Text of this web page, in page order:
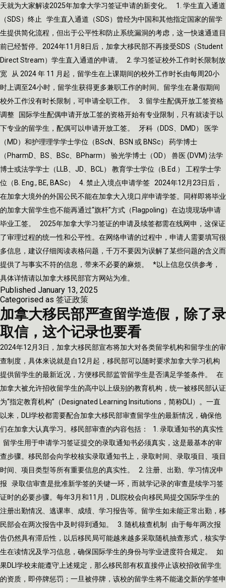
天就为大家解读2025年加拿大学习签证申请的新变化。 1. 学生直入通道
（SDS）终止 学生直入通道（SDS）曾经为中国和其他指定国家的留学
生提供简化流程，但出于公平性和防止系统漏洞的考虑，这一快速通道目
前已经暂停。2024年11月8日后，加拿大移民部不再接受SDS（Student
Direct Stream）学生直入通道的申请。 2. 学习签证校外工作时长限制放
宽 从 2024 年 11 月起，留学生在上课期间的校外工作时长由每周20小
时上调至24小时，留学生获得更多兼职工作的时间。留学生在暑假期间
校外工作没有时长限制，可申请全职工作。 3. 留学生配偶开放工签资格
调整 国际学生配偶申请开放工签的资格开始有专业限制，只有就读于以
下专业的留学生，配偶可以申请开放工签。 牙科（DDS、DMD） 医学
（MD）和护理理学学士学位（BScN、BSN 或 BNSc） 药学博士
（PharmD、BS、BSc、BPharm） 验光学博士（OD） 兽医 (DVM) 法学
博士或法学学士（LLB、JD、BCL） 教育学士学位（B.Ed.） 工程学士学
位（B. Eng., BE, BASc） 4. 禁止入境点申请学签 2024年12月23日后，
在加拿大境外的外国公民不能在加拿大入境口岸申请学签。同样即将毕业
的加拿大留学生也不能再通过“旗杆”方式（Flagpoling）在边境现场申请
毕业工签。 2025年加拿大学习签证的申请及续签都需在线网申，这保证
了审理过程的统一性和公平性。在网络申请的过程中，申请人需要填写很
多信息，建议仔细阅读表格问题，千万不要因为误解了某些问题的含义而
提供了与事实不符的信息，带来不必要的麻烦。 *以上信息仅供参考，
具体详情请以加拿大移民部官方网站为准。
Published January 13, 2025
Categorised as 签证政策
加拿大移民部严查留学造假，除了录
取信，这个记录也要看
2024年12月3日，加拿大移民部宣布将加大对各类留学机构和留学生的审
查制度，具体来说就是自12月起，移民部可以随时要求加拿大学习机构
提供留学生的最新近况，方便移民部监管留学生是否满足学签条件。 在
加拿大被允许招收留学生的高中以上级别的教育机构，统一被移民部认证
为“指定教育机构”（Designated Learning Insitutions，简称DLI）。一直
以来，DLI学校都需要配合加拿大移民部审查留学生的最新情况，确保他
们在加拿大认真学习。移民部审查的内容包括： 1. 录取通知书的真实性
留学生用于申请学习签证提交的录取通知书必须真实，这是最基本的审
查步骤。移民部会向学校核实录取通知书上，录取时间、录取项目、项目
时间、项目类型等所有重要信息的真实性。 2. 注册、出勤、学习情况申
报 录取信审查是批准新学签的关键一环，而就学记录的审查是续学习签
证时的必要步骤。每年3月和11月，DLI院校会向移民局提交国际学生的
注册出勤情况、逃课率、成绩、学习报告等。留学生如未能正常出勤，移
民部会在两次报告中及时得到通知。 3. 随机核查机制 由于每年两次报
告仍然具有滞后性，以后移民局可能越来越多采取随机抽查形式，核实学
生在读情况及学习信息，确保国际学生的身份与学业进度符合规定。 如
果DLI学校未能遵守上述规定，那么移民部有权直接停止该校招收留学生
的资质，即停牌惩罚；一旦被停牌，该校的留学生将不能递交新的学签申